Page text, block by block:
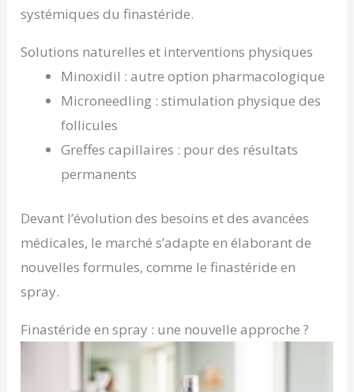
systémiques du finastéride.
Solutions naturelles et interventions physiques
Minoxidil : autre option pharmacologique
Microneedling : stimulation physique des
follicules
Greffes capillaires : pour des résultats
permanents
Devant l’évolution des besoins et des avancées
médicales, le marché s’adapte en élaborant de
nouvelles formules, comme le finastéride en
spray.
Finastéride en spray : une nouvelle approche ?